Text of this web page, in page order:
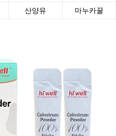
산양유 마누카꿀